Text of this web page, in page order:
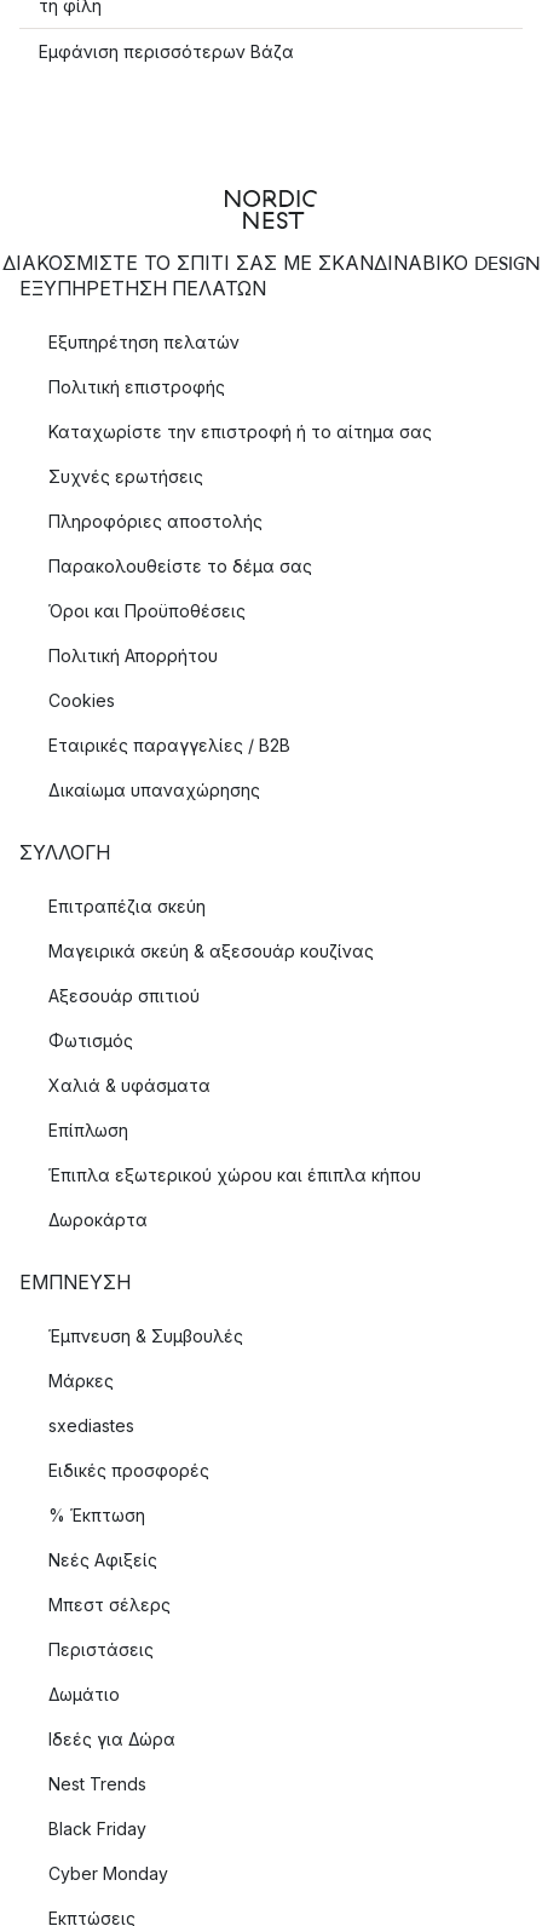
τη φίλη
Εμφάνιση περισσότερων Βάζα
ΔΙΑΚΟΣΜΙΣΤΕ ΤΟ ΣΠΙΤΙ ΣΑΣ ΜΕ ΣΚΑΝΔΙΝΑΒΙΚΟ DESIGN
ΕΞΥΠΗΡΈΤΗΣΗ ΠΕΛΑΤΏΝ
Εξυπηρέτηση πελατών
Πολιτική επιστροφής
Καταχωρίστε την επιστροφή ή το αίτημα σας
Συχνές ερωτήσεις
Πληροφόριες αποστολής
Παρακολουθείστε το δέμα σας
Όροι και Προϋποθέσεις
Πολιτική Απορρήτου
Cookies
Εταιρικές παραγγελίες / B2B
Δικαίωμα υπαναχώρησης
ΣΥΛΛΟΓΉ
Επιτραπέζια σκεύη
Μαγειρικά σκεύη & αξεσουάρ κουζίνας
Αξεσουάρ σπιτιού
Φωτισμός
Χαλιά & υφάσματα
Επίπλωση
Έπιπλα εξωτερικού χώρου και έπιπλα κήπου
Δωροκάρτα
ΈΜΠΝΕΥΣΗ
Έμπνευση & Συμβουλές
Μάρκες
sxediastes
Ειδικές προσφορές
% Έκπτωση
Νεές Αφιξείς
Μπεστ σέλερς
Περιστάσεις
Δωμάτιο
Ιδεές για Δώρα
Nest Trends
Black Friday
Cyber Monday
Εκπτώσεις